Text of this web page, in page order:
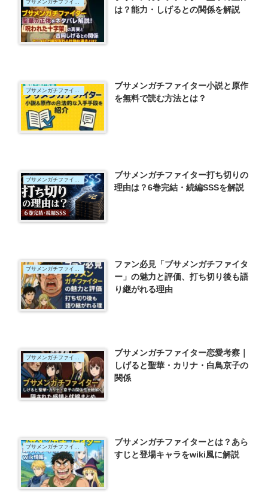
は？能力・しげるとの関係を解説
ブサメンガチファイター
ブサメンガチファイター小説と原作
を無料で読む方法とは？
ブサメンガチファイター打ち切りの
理由は？6巻完結・続編SSSを解説
ファン必見「ブサメンガチファイタ
ー」の魅力と評価、打ち切り後も語
り継がれる理由
ブサメンガチファイター
ブサメンガチファイター恋愛考察｜
しげると聖華・カリナ・白鳥京子の
関係
ブサメンガチファイターとは？あら
すじと登場キャラをwiki風に解説